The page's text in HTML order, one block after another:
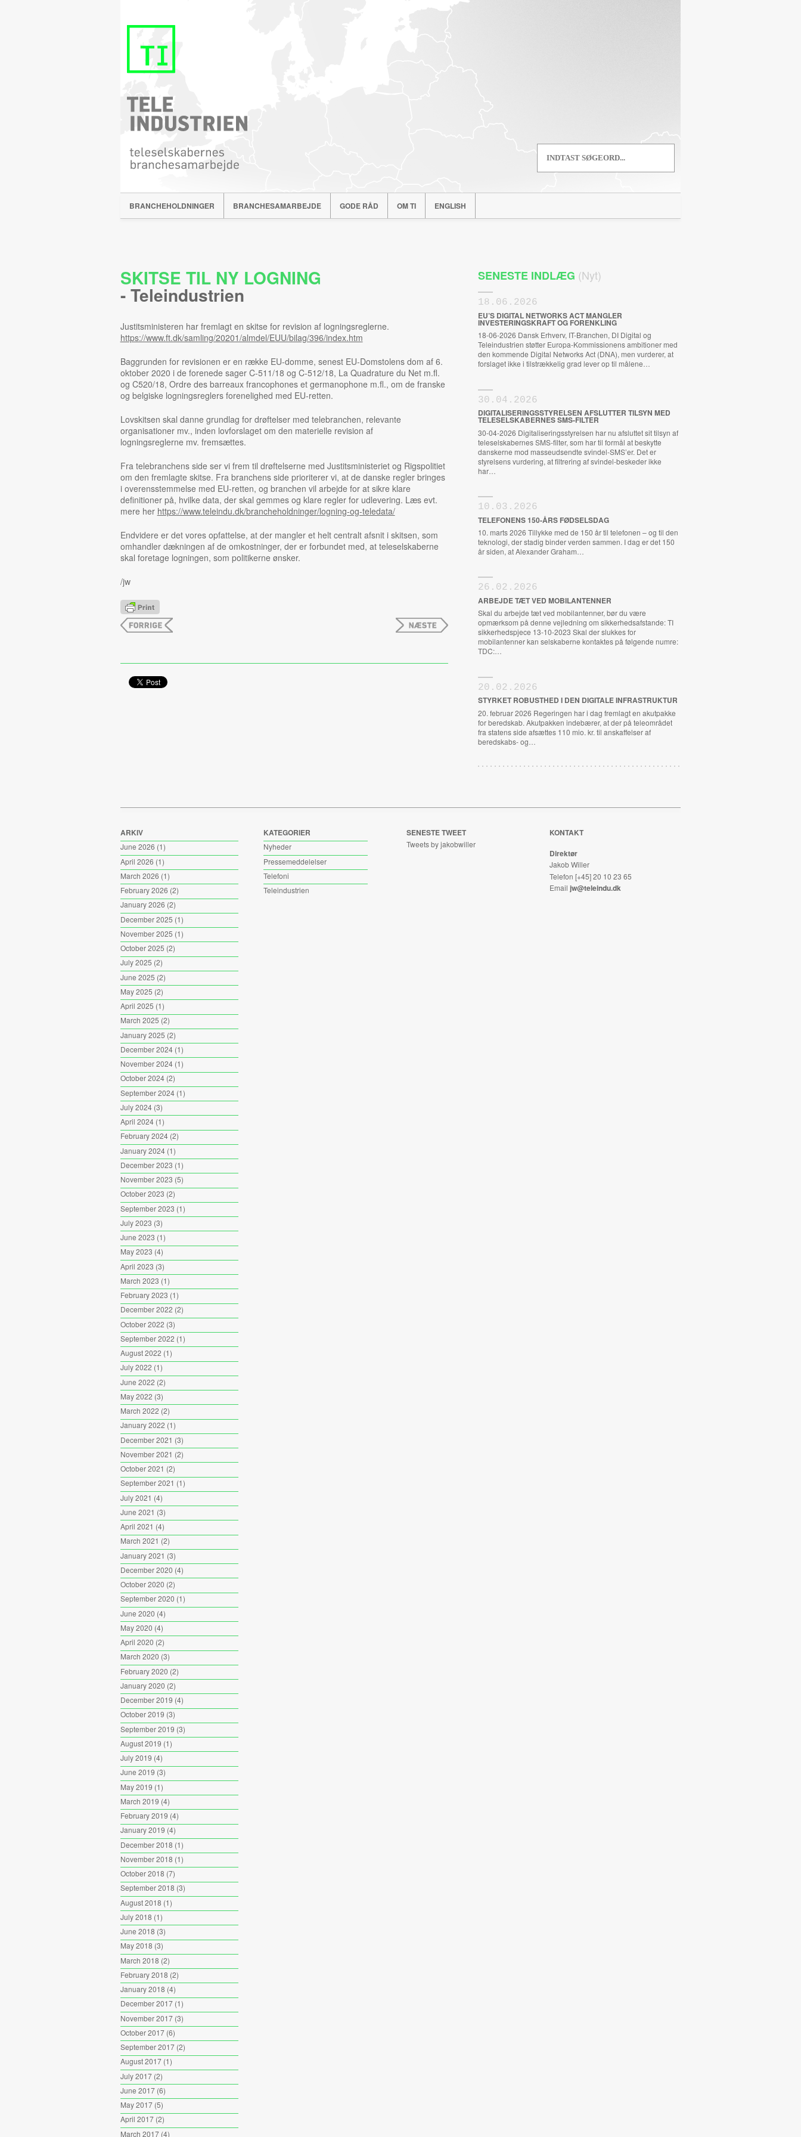
BRANCHEHOLDNINGER BRANCHESAMARBEJDE GODE RÅD OM TI ENGLISH
SKITSE TIL NY LOGNING
-Teleindustrien
Justitsministeren har fremlagt en skitse for revision af logningsreglerne.
https://www.ft.dk/samling/20201/almdel/EUU/bilag/396/index.htm
Baggrunden for revisionen er en række EU-domme, senest EU-Domstolens dom af 6.
oktober 2020 i de forenede sager C-511/18 og C-512/18, La Quadrature du Net m.fl.
og C520/18, Ordre des barreaux francophones et germanophone m.fl., om de franske
og belgiske logningsreglers forenelighed med EU-retten.
Lovskitsen skal danne grundlag for drøftelser med telebranchen, relevante
organisationer mv., inden lovforslaget om den materielle revision af
logningsreglerne mv. fremsættes.
Fra telebranchens side ser vi frem til drøftelserne med Justitsministeriet og Rigspolitiet
om den fremlagte skitse. Fra branchens side prioriterer vi, at de danske regler bringes
i overensstemmelse med EU-retten, og branchen vil arbejde for at sikre klare
definitioner på, hvilke data, der skal gemmes og klare regler for udlevering. Læs evt.
mere her https://www.teleindu.dk/brancheholdninger/logning-og-teledata/
Endvidere er det vores opfattelse, at der mangler et helt centralt afsnit i skitsen, som
omhandler dækningen af de omkostninger, der er forbundet med, at teleselskaberne
skal foretage logningen, som politikerne ønsker.
/jw
SENESTE INDLÆG (Nyt)
18.06.2026
EU’S DIGITAL NETWORKS ACT MANGLER
INVESTERINGSKRAFT OG FORENKLING
18-06-2026 Dansk Erhverv, IT-Branchen, DI Digital og
Teleindustrien støtter Europa-Kommissionens ambitioner med
den kommende Digital Networks Act (DNA), men vurderer, at
forslaget ikke i tilstrækkelig grad lever op til målene…
30.04.2026
DIGITALISERINGSSTYRELSEN AFSLUTTER TILSYN MED
TELESELSKABERNES SMS-FILTER
30-04-2026 Digitaliseringsstyrelsen har nu afsluttet sit tilsyn af
teleselskabernes SMS-filter, som har til formål at beskytte
danskerne mod masseudsendte svindel-SMS’er. Det er
styrelsens vurdering, at filtrering af svindel-beskeder ikke
har…
10.03.2026
TELEFONENS 150-ÅRS FØDSELSDAG
10. marts 2026 Tillykke med de 150 år til telefonen – og til den
teknologi, der stadig binder verden sammen. I dag er det 150
år siden, at Alexander Graham…
26.02.2026
ARBEJDE TÆT VED MOBILANTENNER
Skal du arbejde tæt ved mobilantenner, bør du være
opmærksom på denne vejledning om sikkerhedsafstande: TI
sikkerhedspjece 13-10-2023 Skal der slukkes for
mobilantenner kan selskaberne kontaktes på følgende numre:
TDC:…
20.02.2026
STYRKET ROBUSTHED I DEN DIGITALE INFRASTRUKTUR
20. februar 2026 Regeringen har i dag fremlagt en akutpakke
for beredskab. Akutpakken indebærer, at der på teleområdet
fra statens side afsættes 110 mio. kr. til anskaffelser af
beredskabs- og…
ARKIV
June 2026 (1)
April 2026 (1)
March 2026 (1)
February 2026 (2)
January 2026 (2)
December 2025 (1)
November 2025 (1)
October 2025 (2)
July 2025 (2)
June 2025 (2)
May 2025 (2)
April 2025 (1)
March 2025 (2)
January 2025 (2)
December 2024(1)
November 2024(1)
October 2024(2)
September 2024(1)
July 2024(3)
April 2024(1)
February 2024(2)
January 2024(1)
December 2023 (1)
November 2023 (5)
October 2023 (2)
September 2023 (1)
July 2023 (3)
June 2023 (1)
May 2023 (4)
April 2023 (3)
March 2023 (1)
February 2023 (1)
December 2022 (2)
October 2022 (3)
September 2022 (1)
August 2022 (1)
July 2022 (1)
June 2022 (2)
May 2022 (3)
March 2022 (2)
January 2022 (1)
December 2021 (3)
November 2021 (2)
October 2021 (2)
September 2021 (1)
July 2021 (4)
June 2021 (3)
April 2021 (4)
March 2021 (2)
January 2021 (3)
December 2020 (4)
October 2020 (2)
September 2020 (1)
June 2020 (4)
May 2020 (4)
April 2020 (2)
March 2020 (3)
February 2020 (2)
January 2020 (2)
December 2019 (4)
October 2019 (3)
September 2019 (3)
August 2019 (1)
July 2019 (4)
June 2019 (3)
May 2019 (1)
March 2019 (4)
February 2019 (4)
January 2019 (4)
December 2018 (1)
November 2018 (1)
October 2018 (7)
September 2018 (3)
August 2018 (1)
July 2018 (1)
June 2018 (3)
May 2018 (3)
March 2018 (2)
February 2018 (2)
January 2018 (4)
December 2017(1)
November 2017(3)
October 2017(6)
September 2017(2)
August 2017(1)
July 2017(2)
June 2017(6)
May 2017(5)
April 2017(2)
March 2017(4)
KATEGORIER
Nyheder
Pressemeddelelser
Telefoni
Teleindustrien
SENESTE TWEET
Tweets by jakobwiller
KONTAKT
Direktør
Jakob Willer
Telefon [+45] 20 10 23 65
Email jw@teleindu.dk